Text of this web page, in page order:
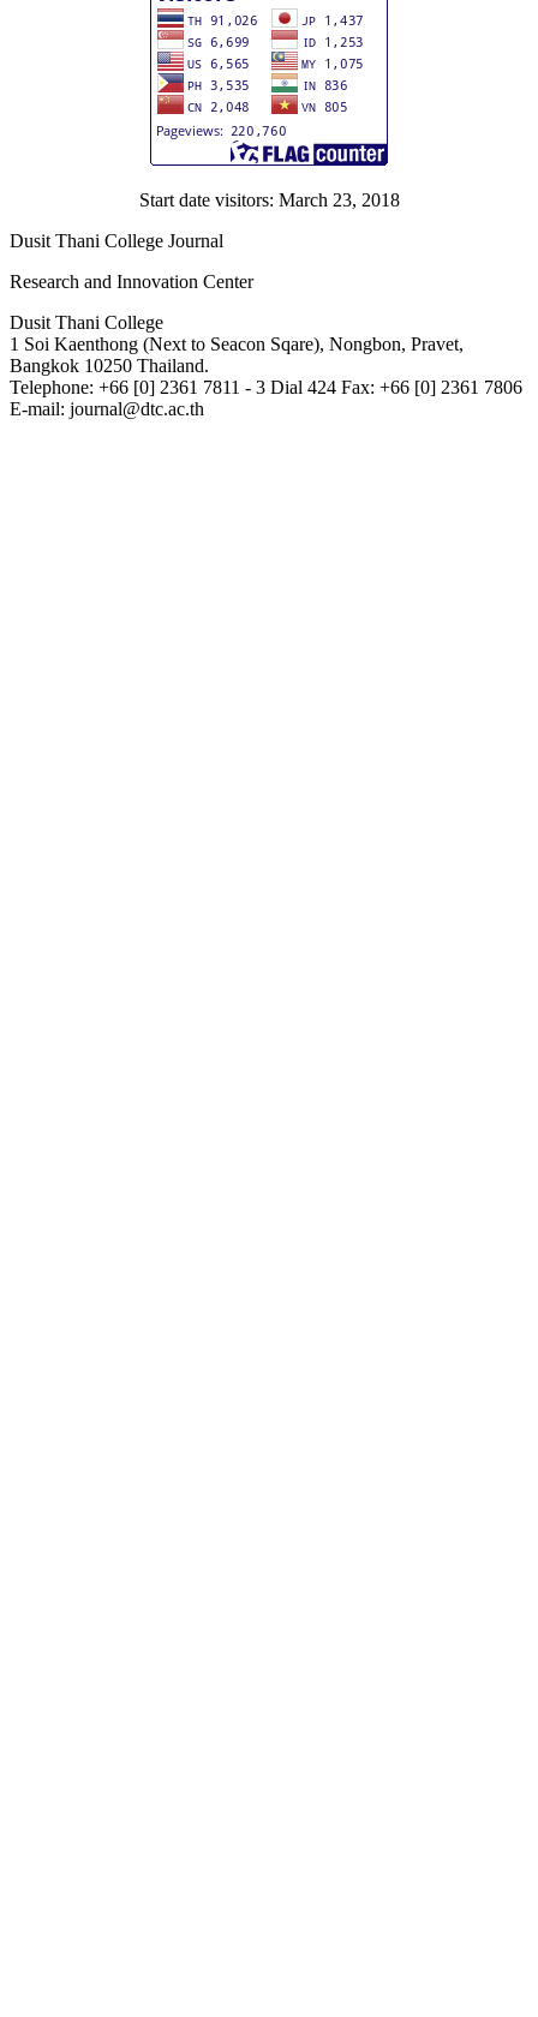
Start date visitors: March 23, 2018
Dusit Thani College Journal
Research and Innovation Center
Dusit Thani College
1 Soi Kaenthong (Next to Seacon Sqare), Nongbon, Pravet,
Bangkok 10250 Thailand.
Telephone: +66 [0] 2361 7811 - 3 Dial 424 Fax: +66 [0] 2361 7806
E-mail: journal@dtc.ac.th